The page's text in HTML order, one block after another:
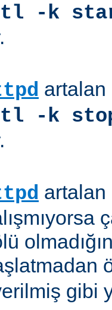
-k
artalan
-k
gibi